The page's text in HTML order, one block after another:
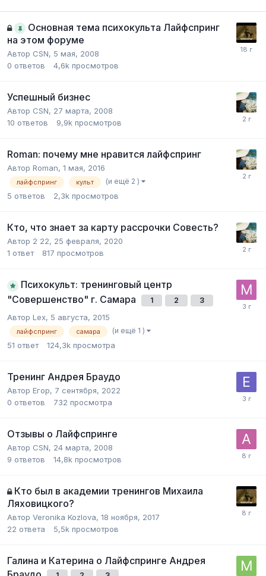
Основная тема психокульта Лайфспринг
на этом форуме
Автор CSN, 5 мая, 2008
0 ответов 4,6k просмотров
Успешный бизнес
Автор CSN, 27 марта, 2008
10 ответов 9,9k просмотров
Roman: почему мне нравится лайфспринг
Автор Roman, 1 мая, 2016
лайфспринг культ (и ещё 2 )
5 ответов 2,3k просмотров
Кто, что знает за карту рассрочки Совесть?
Автор 2 22, 25 февраля, 2020
1 ответ 817 просмотров
Психокульт: тренинговый центр
"Совершенство" г. Самара
1 2 3
Автор Lex, 5 августа, 2015
лайфспринг самара (и ещё 1 )
51 ответ 124,3k просмотра
Тренинг Андрея Браудо
Автор Егор, 7 сентября, 2022
0 ответов 732 просмотра
Отзывы о Лайфспринге
Автор CSN, 24 марта, 2008
9 ответов 14,8k просмотров
Кто был в академии тренингов Михаила
Ляховицкого?
Автор Veronika Kozlova, 18 ноября, 2017
22 ответа 5,5k просмотров
Галина и Катерина о Лайфспринге Андрея